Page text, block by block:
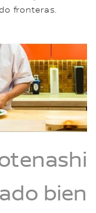
fronteras.
bien